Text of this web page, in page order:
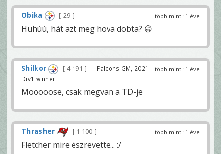
több mint 11 éve
Obika 29
Huhúú, hát azt meg hova dobta? 😀
több mint 11 éve
Shilkor 4 191
— Falcons GM, 2021
Div1 winner
Mooooose, csak megvan a TD-je
több mint 11 éve
Thrasher 1 100
Fletcher mire észrevette... :/